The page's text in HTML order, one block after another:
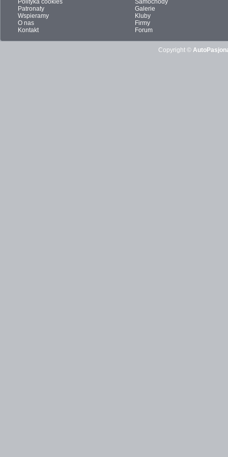
Polityka cookies
Patronaty
Wspieramy
O nas
Kontakt
Samochody
Galerie
Kluby
Firmy
Forum
Copyright ©